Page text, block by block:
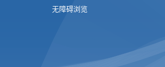
无障碍浏览